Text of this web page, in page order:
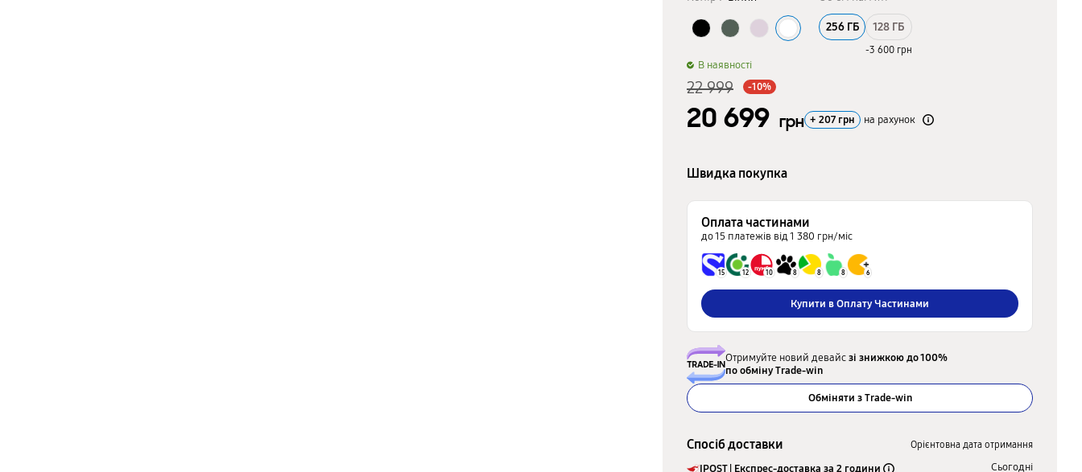
256 ГБ 128 ГБ
-3 600 грн
B наявності
22 999 -10%
20 699 грн + 207 грн на рахунок
Швидка покупка
Оплата частинами
до 15 платежів від 1 380 грн/міс
15 12 10 8 8 8 6
Купити в Оплату Частинами
Отримуйте новий девайсзі знижкою до 100%
по обміну Trade-win
Обміняти з Trade-win
Спосiб доставки Орієнтовна дата отримання
IPOST | Експрес-доставка за 2 години Сьогодні